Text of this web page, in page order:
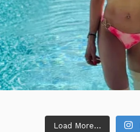
Load More...